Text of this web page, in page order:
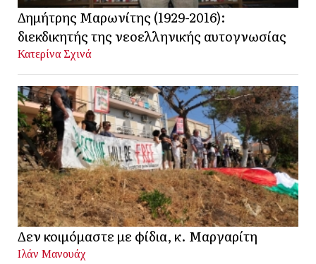
Δημήτρης Μαρωνίτης (1929-2016):
διεκδικητής της νεοελληνικής αυτογνωσίας
Κατερίνα Σχινά
Δεν κοιμόμαστε με φίδια, κ. Μαργαρίτη
Ιλάν Μανουάχ